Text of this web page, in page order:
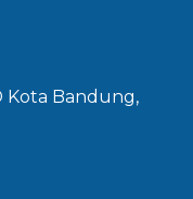
Kota Bandung,